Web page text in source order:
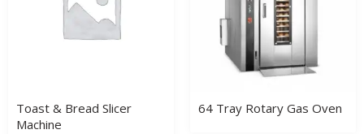
Toast & Bread Slicer
Machine
64 Tray Rotary Gas Oven